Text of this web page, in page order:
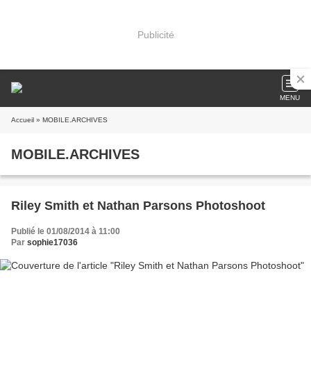
Publicité
MENU
Accueil » MOBILE.ARCHIVES
MOBILE.ARCHIVES
Riley Smith et Nathan Parsons Photoshoot
Publié le 01/08/2014 à 11:00
Par sophie17036